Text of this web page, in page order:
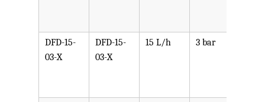
DFD-15-
03-X
DFD-15-
03-X
15 L/h 3 bar